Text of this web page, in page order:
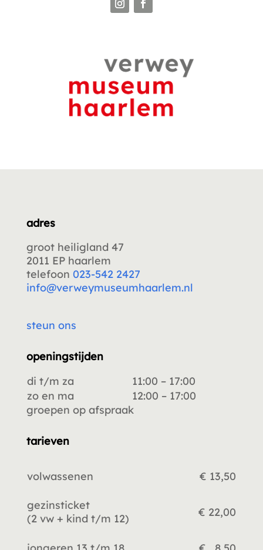
adres
groot heiligland 47
2011 EP haarlem
telefoon 023-542 2427
info@verweymuseumhaarlem.nl
steun ons
openingstijden
di t/m za
11:00 – 17:00
zo en ma
12:00 – 17:00
groepen op afspraak
tarieven
volwassenen € 13,50
gezinsticket
(2 vw + kind t/m 12) € 22,00